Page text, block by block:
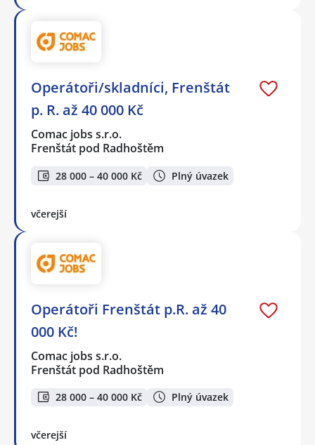
Operátoři/skladníci, Frenštát
p. R. až 40 000 Kč
Comac jobs s.r.o.
Frenštát pod Radhoštěm
28 000 – 40 000 Kč Plný úvazek
včerejší
Operátoři Frenštát p.R. až 40
000 Kč!
Comac jobs s.r.o.
Frenštát pod Radhoštěm
28 000 – 40 000 Kč Plný úvazek
včerejší